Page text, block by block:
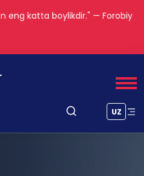
eng katta boylikdir." — Forobiy
UZ